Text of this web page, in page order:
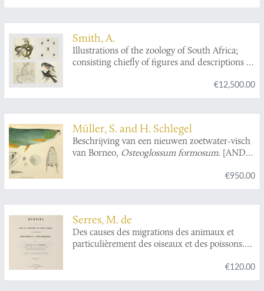
Smith, A.
Illustrations of the zoology of South Africa;
consisting chiefly of figures and descriptions of
an expedition into the interior of South Africa,
in the years 1834, 1835, and 1836; fitted out by
authority of the Lords Commissioners of Her
Majesty's Treasury. Mammalia. Aves. Reptilia.
Pisces. Invertebratae. [Complete].
€12,500.00
Müller, S. and H. Schlegel
Beschrijving van een nieuwen zoetwater-visch
van Borneo, Osteoglossum formosum. [AND]
Amphacanthus.
[AND] Overzigt der uit de Sunda- en
Pomacentrus, Clyphisodon, Dascyllus
Heliases.
€950.00
Serres, M. de
Des causes des migrations des animaux et
particulièrement des oiseaux et des poissons.
€120.00